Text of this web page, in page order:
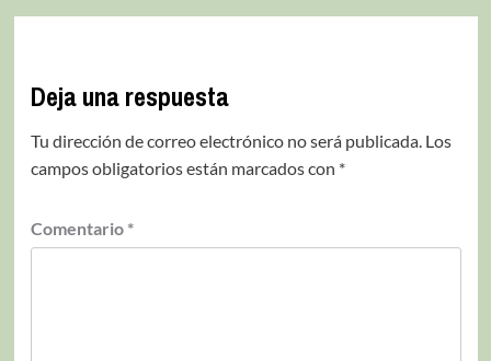
Deja una respuesta
Tu dirección de correo electrónico no será publicada. Los
campos obligatorios están marcados con *
Comentario *